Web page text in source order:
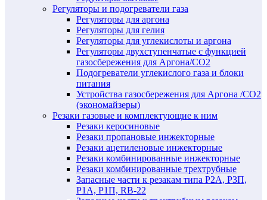
Регуляторы и подогреватели газа
Регуляторы для аргона
Регуляторы для гелия
Регуляторы для углекислоты и аргона
Регуляторы двухступенчатые c функцией
газосбережения для Аргона/СО2
Подогреватели углекислого газа и блоки
питания
Устройства газосбережения для Аргона /СО2
(экономайзеры)
Резаки газовые и комплектующие к ним
Резаки керосиновые
Резаки пропановые инжекторные
Резаки ацетиленовые инжекторные
Резаки комбинированные инжекторные
Резаки комбинированные трехтрубные
Запасные части к резакам типа Р2А, Р3П,
Р1А, Р1П, RB-22